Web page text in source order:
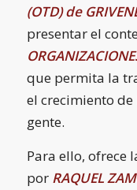
(OTD) de
presentar el
que permita la
el crecimiento de
gente.
Para ello, ofrece
por RAQUEL